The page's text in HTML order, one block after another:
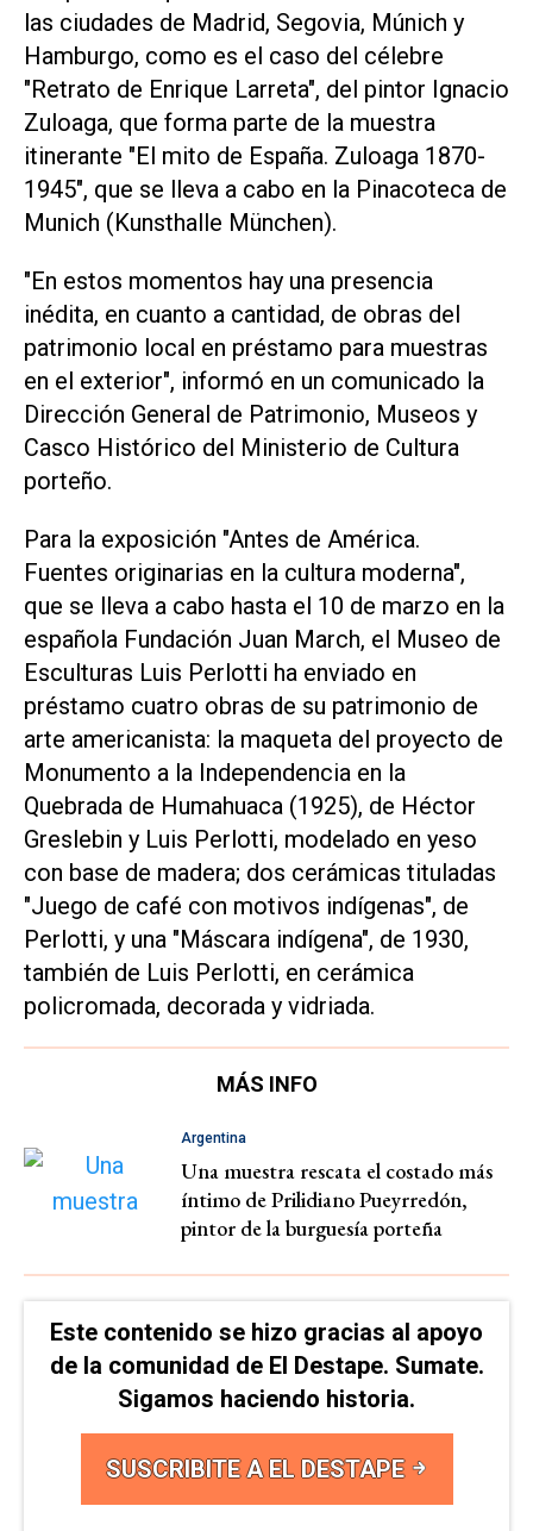
las ciudades de Madrid, Segovia, Múnich y
Hamburgo, como es el caso del célebre
"Retrato de Enrique Larreta", del pintor Ignacio
Zuloaga, que forma parte de la muestra
itinerante "El mito de España. Zuloaga 1870-
1945", que se lleva a cabo en la Pinacoteca de
Munich (Kunsthalle München).
"En estos momentos hay una presencia
inédita, en cuanto a cantidad, de obras del
patrimonio local en préstamo para muestras
en el exterior", informó en un comunicado la
Dirección General de Patrimonio, Museos y
Casco Histórico del Ministerio de Cultura
porteño.
Para la exposición "Antes de América.
Fuentes originarias en la cultura moderna",
que se lleva a cabo hasta el 10 de marzo en la
española Fundación Juan March, el Museo de
Esculturas Luis Perlotti ha enviado en
préstamo cuatro obras de su patrimonio de
arte americanista: la maqueta del proyecto de
Monumento a la Independencia en la
Quebrada de Humahuaca (1925), de Héctor
Greslebin y Luis Perlotti, modelado en yeso
con base de madera; dos cerámicas tituladas
"Juego de café con motivos indígenas", de
Perlotti, y una "Máscara indígena", de 1930,
también de Luis Perlotti, en cerámica
policromada, decorada y vidriada.
MÁS INFO
Argentina
Una muestra rescata el costado más
íntimo de Prilidiano Pueyrredón,
pintor de la burguesía porteña
Este contenido se hizo gracias al apoyo
de la comunidad de El Destape. Sumate.
Sigamos haciendo historia.
SUSCRIBITE A EL DESTAPE